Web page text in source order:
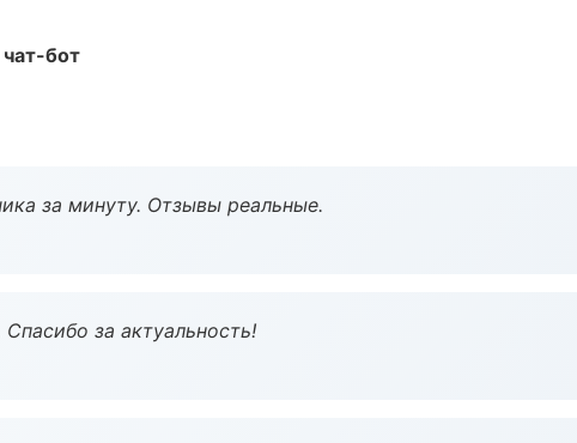
бот
за минуту. Отзывы реальные.
за актуальность!